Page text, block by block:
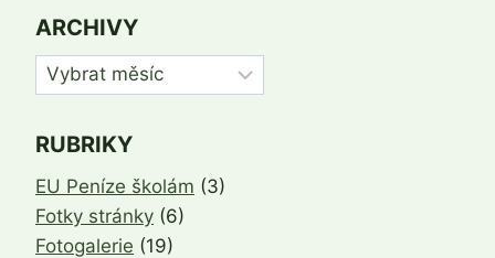
ARCHIVY
Archivy
RUBRIKY
EU Peníze školám (3)
Fotky stránky (6)
Fotogalerie (19)